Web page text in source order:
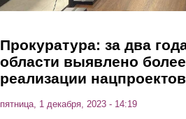
Прокуратура: за два
области выявлено
реализации нацпроектов
пятница, 1 декабря, 2023 - 14:19